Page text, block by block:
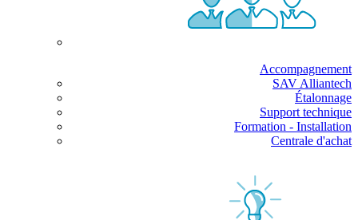
Accompagnement
SAV Alliantech
Étalonnage
Support technique
Formation - Installation
Centrale d'achat